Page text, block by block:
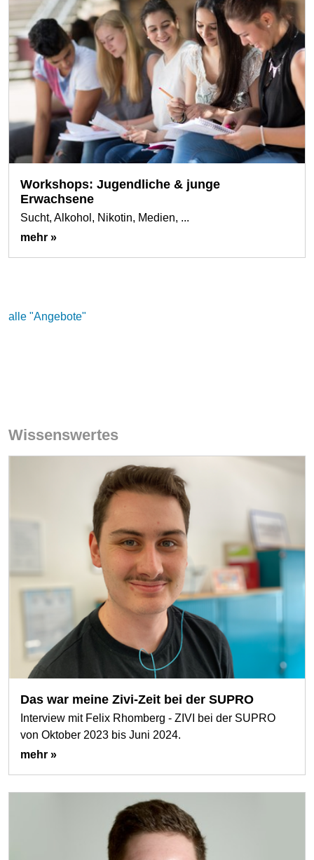
Workshops: Jugendliche & junge
Erwachsene
Sucht, Alkohol, Nikotin, Medien, ...
mehr »
alle "Angebote"
Wissenswertes
Das war meine Zivi-Zeit bei der SUPRO
Interview mit Felix Rhomberg - ZIVI bei der SUPRO
von Oktober 2023 bis Juni 2024.
mehr »